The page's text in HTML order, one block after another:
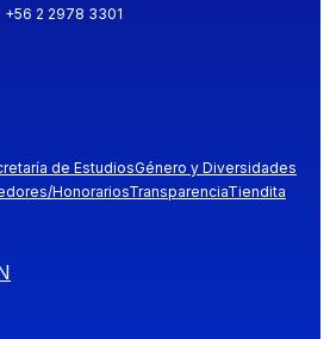
+56 2 2978 3301
de EstudiosGénero y Diversidades
HonorariosTransparenciaTiendita